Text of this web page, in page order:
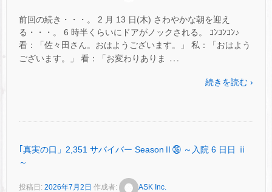
前回の続き・・・。 2 月 13 日(木) さわやかな朝を迎え
る・・・。 6 時半くらいにドアがノックされる。 ｺﾝｺﾝｺﾝ♪
看：「佐々田さん。おはようございます。」 私：「おはよう
ございます。」 看：「お変わりありま
…
続きを読む ›
｢真実の口」2,351 サバイバー SeasonⅡ㊱ ～入院 6 日日 ⅱ
～
投稿日: 2026年7月2日 作成者: ASK Inc.